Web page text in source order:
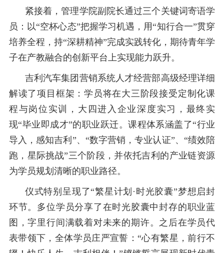
紧接着，管理学院副院长通过三个关键词寄语学
员：以“空杯心态”把握学习机遇，用“知行合一”贯穿
培养全程，持“深耕精神”完成实践转化，期待青年学
子在产教融合的创新平台上实现能力跃升。
吉利汽车集团营销系统人才经营部高级经理详细
解读了项目框架：学员将在大三阶段接受定制化课
程与岗位实训，大四进入企业深度实习，最终实
现“毕业即成才”的职业跃迁。课程体系涵盖了“行业
导入，感知吉利”、“数字营销，专业认证”、“绩效陪
跑，星际挑战”三个阶段 ，并依托吉利的产业链资源
为学员规划清晰的职业路径。
仪式特别呈现了“繁星计划·时光胶囊”梦想启封
环节。多位学员分享了在时光胶囊中封存的职业蓝
图 ，字里行间满载着对未来的期许。 之后在学员代
表带领下，全体学员庄严宣誓： “心有繁星，前行不